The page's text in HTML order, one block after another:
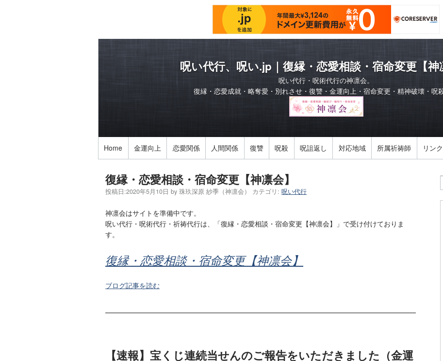
呪い代行、呪い.jp｜復縁・恋愛相談・宿命変更【神
呪い代行・呪術代行の神凛会。
復縁・恋愛成就・略奪愛・別れさせ・復讐・金運向上・宿命変更・精神破壊・
Home 金運向上 恋愛関係 人間関係 復讐 呪殺 呪詛返し 対応地域 所属祈祷師 リンク
復縁・恋愛相談・宿命変更【神凛会】
投稿日:2020年5月10日 by 珠玖深原 紗季（神凛会） カテゴリ: 呪い代行
神凛会はサイトを準備中です。
呪い代行・呪術代行・祈祷代行は、「復縁・恋愛相談・宿命変更【神凛会】」で受け付けておりま
す。
復縁・恋愛相談・宿命変更【神凛会】
ブログ記事を読む
【速報】宝くじ連続当せんのご報告をいただきました（金運